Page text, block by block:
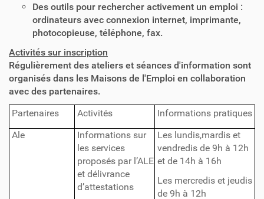
Des outils pour rechercher activement un emploi :
ordinateurs avec connexion internet, imprimante,
photocopieuse, téléphone, fax.
Activités sur inscription
Régulièrement des ateliers et séances d'information sont
organisés dans les Maisons de l'Emploi en collaboration
avec des partenaires.
Partenaires
Activités
Informations pratiques
Ale
Informations sur
les services
proposés par l’ALE
et délivrance
d’attestations
Les lundis,mardis et
vendredis de 9h à 12h
et de 14h à 16h
Les mercredis et jeudis
de 9h à 12h